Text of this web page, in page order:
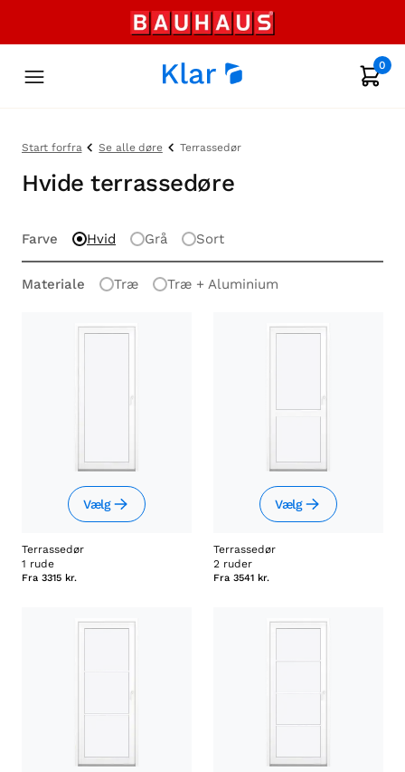
0
Start forfra Se alle døre Terrassedør
Hvide terrassedøre
Farve Hvid Grå Sort
Materiale Træ Træ + Aluminium
Vælg
Terrassedør
1 rude
Fra 3315 kr.
Vælg
Terrassedør
2 ruder
Fra 3541 kr.